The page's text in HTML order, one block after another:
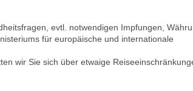
evtl. notwendigen Impfungen,
für europäische und internationale
wir Sie sich über etwaige